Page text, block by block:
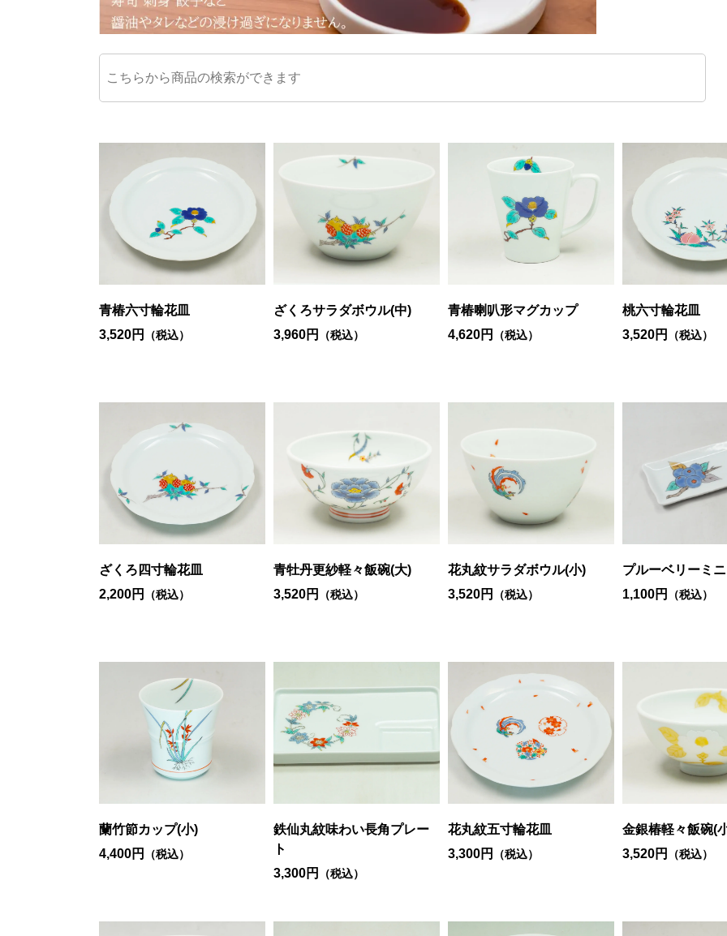
青椿六寸輪花皿
3,520円
（税込）
ざくろサラダボウル(中)
3,960円
（税込）
青椿喇叭形マグカップ
4,620円
（税込）
桃六寸輪花皿
3,520円
（税込）
ざくろ四寸輪花皿
2,200円
（税込）
青牡丹更紗軽々飯碗(大)
3,520円
（税込）
花丸紋サラダボウル(小)
3,520円
（税込）
プルーベリーミ
1,100円
（税込）
蘭竹節カップ(小)
4,400円
（税込）
鉄仙丸紋味わい長角プレー
ト
3,300円
（税込）
花丸紋五寸輪花皿
3,300円
（税込）
金銀椿軽々飯碗(
3,520円
（税込）